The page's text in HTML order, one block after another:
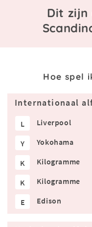
Dit zijn
Hoe spel
Internationaal
L Liverpool
Y Yokohama
K Kilogramme
K Kilogramme
E Edison